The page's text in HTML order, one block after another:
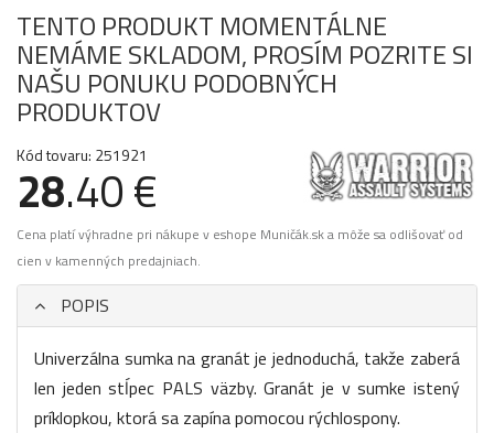
TENTO PRODUKT MOMENTÁLNE
NEMÁME SKLADOM, PROSÍM POZRITE SI
NAŠU PONUKU PODOBNÝCH
PRODUKTOV
Kód tovaru: 251921
28.40 €
Cena platí výhradne pri nákupe v eshope Muničák.sk a môže sa odlišovať od
cien v kamenných predajniach.
POPIS
Univerzálna sumka na granát je jednoduchá, takže zaberá
len jeden stĺpec PALS väzby. Granát je v sumke istený
príklopkou, ktorá sa zapína pomocou rýchlospony.